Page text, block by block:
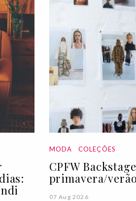
MODA COLEÇÕES
CPFW Backstage |
primavera/
07 Aug 2026